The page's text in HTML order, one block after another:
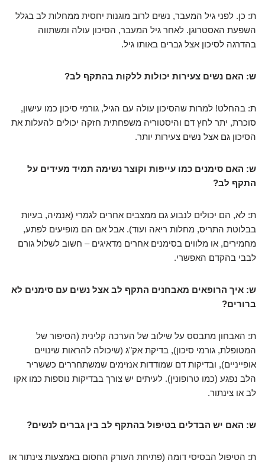
ת: כן. לפני גיל המעבר, נשים לרוב מוגנות יחסית ממחלות לב בגלל
השפעת האסטרוגן. לאחר גיל המעבר, הסיכון עולה ומשתווה
בהדרגה לסיכון אצל גברים באותו גיל.
ש: האם נשים צעירות יכולות ללקות בהתקף לב?
ת: בהחלט! למרות שהסיכון עולה עם הגיל, גורמי סיכון כמו עישון,
סוכרת, יתר לחץ דם והיסטוריה משפחתית חזקה יכולים להעלות את
הסיכון גם אצל נשים צעירות יותר.
ש: האם סימנים כמו עייפות וקוצר נשימה תמיד מעידים על
התקף לב?
ת: לא, הם יכולים לנבוע גם ממצבים אחרים לגמרי (אנמיה, בעיות
בבלוטת התריס, מחלות ריאה ועוד). אבל אם הם מופיעים לפתע,
מחמירים, או מלווים בסימנים אחרים מדאיגים – חשוב לשלול גורם
לבבי בהקדם האפשרי.
ש: איך הרופאים מאבחנים התקף לב אצל נשים עם סימנים לא
ברורים?
ת: האבחון מתבסס על שילוב של הערכה קלינית (הסיפור של
המטופלת, גורמי סיכון), בדיקת אק"ג (שיכולה להראות שינויים
אופייניים), ובדיקות דם שמודדות אנזימים שמשתחררים כששריר
הלב נפגע (כמו טרופונין). לעיתים יש צורך בבדיקות נוספות כמו אקו
לב או צינתור.
ש: האם יש הבדלים בטיפול בהתקף לב בין גברים לנשים?
ת: הטיפול הבסיסי דומה (פתיחת העורק החסום באמצעות צינתור או